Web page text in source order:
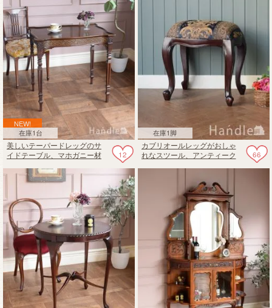
NEW!
在庫1台
12
美しいテーパードレッグのサ
イドテーブル、マホガニー材
テーブル
在庫1脚
66
カブリオールレッグがおしゃ
れなスツール、アンティーク